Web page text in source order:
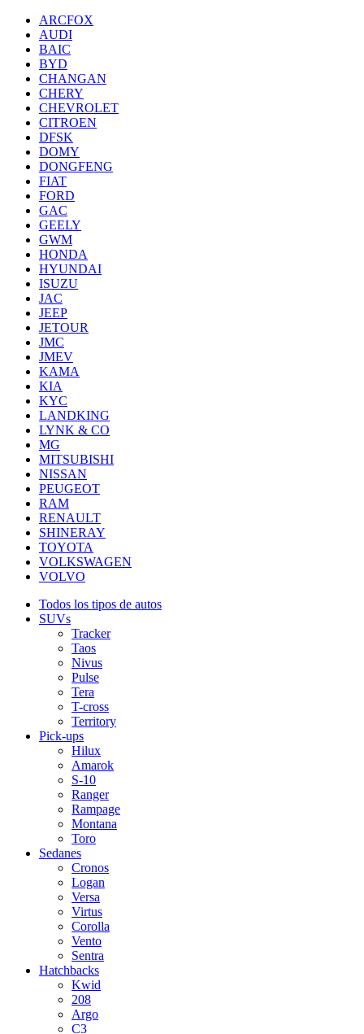
ARCFOX
AUDI
BAIC
BYD
CHANGAN
CHERY
CHEVROLET
CITROEN
DFSK
DOMY
DONGFENG
FIAT
FORD
GAC
GEELY
GWM
HONDA
HYUNDAI
ISUZU
JAC
JEEP
JETOUR
JMC
JMEV
KAMA
KIA
KYC
LANDKING
LYNK & CO
MG
MITSUBISHI
NISSAN
PEUGEOT
RAM
RENAULT
SHINERAY
TOYOTA
VOLKSWAGEN
VOLVO
Todos los tipos de autos
SUVs
Tracker
Taos
Nivus
Pulse
Tera
T-cross
Territory
Pick-ups
Hilux
Amarok
S-10
Ranger
Rampage
Montana
Toro
Sedanes
Cronos
Logan
Versa
Virtus
Corolla
Vento
Sentra
Hatchbacks
Kwid
208
Argo
C3